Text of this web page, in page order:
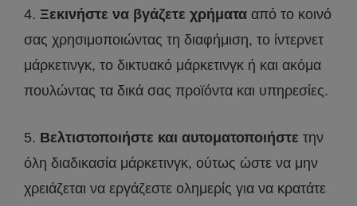
4. Ξεκινήστε να βγάζετε χρήματα από το κοινό
σας χρησιμοποιώντας τη διαφήμιση, το ίντερνετ
μάρκετινγκ, το δικτυακό μάρκετινγκ ή και ακόμα
πουλώντας τα δικά σας προϊόντα και υπηρεσίες.
5. Βελτιστοποιήστε και αυτοματοποιήστε την
όλη διαδικασία μάρκετινγκ, ούτως ώστε να μην
χρειάζεται να εργάζεστε ολημερίς για να κρατάτε